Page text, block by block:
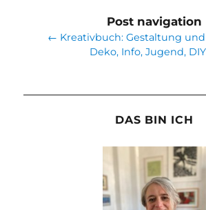
Post navigation
← Kreativbuch: Gestaltung
Deko, Info, Jugend, DIY
DAS BIN ICH